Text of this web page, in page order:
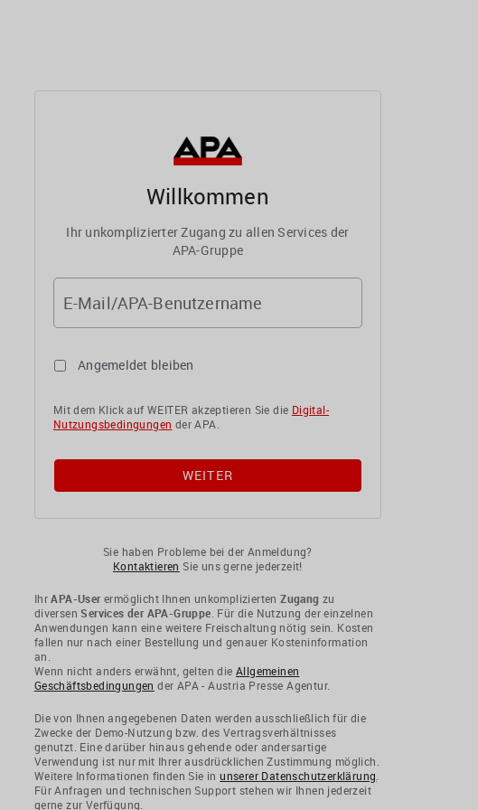
Willkommen
Ihr unkomplizierter Zugang zu allen Services der
APA-Gruppe
E-Mail/APA-Benutzername
Angemeldet bleiben
Mit dem Klick auf WEITER akzeptieren Sie die Digital-
Nutzungsbedingungen der APA.
Sie haben Probleme bei der Anmeldung?
Kontaktieren Sie uns gerne jederzeit!
IhrAPA-User ermöglicht Ihnen unkompliziertenZugang zu
diversen Services der APA-Gruppe . Für die Nutzung der einzelnen
Anwendungen kann eine weitere Freischaltung nötig sein. Kosten
fallen nur nach einer Bestellung und genauer Kosteninformation
an.
Wenn nicht anders erwähnt, gelten dieAllgemeinen
Geschäftsbedingungen der APA - Austria Presse Agentur.
Die von Ihnen angegebenen Daten werden ausschließlich für die
Zwecke der Demo-Nutzung bzw. des Vertragsverhältnisses
genutzt. Eine darüber hinaus gehende oder andersartige
Verwendung ist nur mit Ihrer ausdrücklichen Zustimmung möglich.
Weitere Informationen finden Sie inunserer Datenschutzerklärung
Für Anfragen und technischen Support stehen wir Ihnen jederzeit
gerne zur Verfügung.